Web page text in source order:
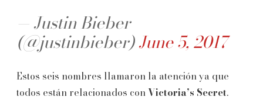
— Justin Bieber
(@justinbieber)June 5, 2017
Estos seis nombres llamaron la atención ya que
todos están relacionados conVictoria’s Secret.